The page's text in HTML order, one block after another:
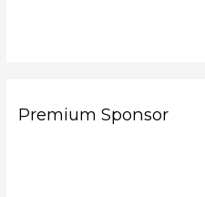
Premium Sponsor